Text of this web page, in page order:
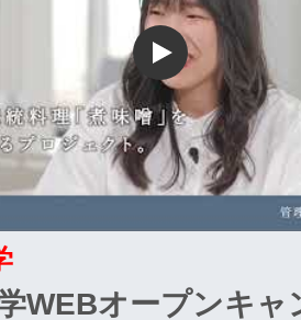
WEBオープンキャ